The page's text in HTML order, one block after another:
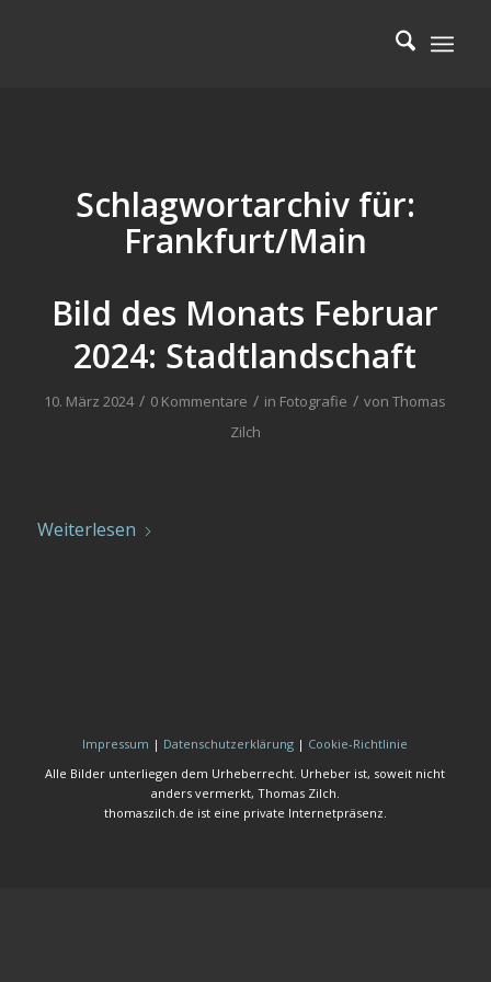
Schlagwortarchiv für:
Frankfurt/Main
Bild des Monats Februar
2024: Stadtlandschaft
10. März 2024 / 0 Kommentare / in Fotografie / vonThomas
Zilch
Weiterlesen
Impressum | Datenschutzerklärung | Cookie-Richtlinie
Alle Bilder unterliegen dem Urheberrecht. Urheber ist, soweit nicht
anders vermerkt, Thomas Zilch.
thomaszilch.de ist eine private Internetpräsenz.